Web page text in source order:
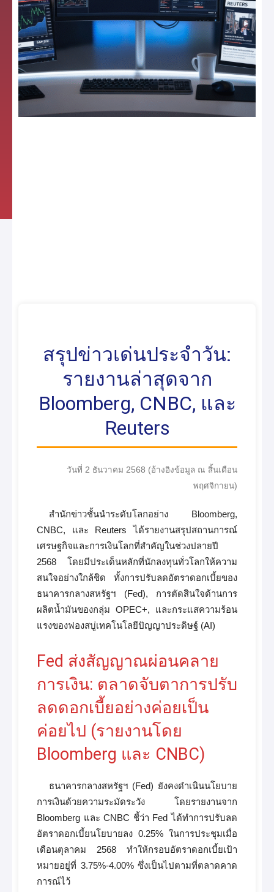
สรุปข่าวเด่นประจำวัน:
รายงานล่าสุดจาก
Bloomberg, CNBC, และ
Reuters
วันที่ 2 ธันวาคม 2568 (อ้างอิงข้อมูล ณ สิ้นเดือน
พฤศจิกายน)
สำนักข่าวชั้นนำระดับโลกอย่าง Bloomberg,
CNBC, และ Reuters ได้รายงานสรุปสถานการณ์
เศรษฐกิจและการเงินโลกที่สำคัญในช่วงปลายปี
2568 โดยมีประเด็นหลักที่นักลงทุนทั่วโลกให้ความ
สนใจอย่างใกล้ชิด ทั้งการปรับลดอัตราดอกเบี้ยของ
ธนาคารกลางสหรัฐฯ (Fed), การตัดสินใจด้านการ
ผลิตน้ำมันของกลุ่ม OPEC+, และกระแสความร้อน
แรงของฟองสบู่เทคโนโลยีปัญญาประดิษฐ์ (AI)
Fed ส่งสัญญาณผ่อนคลาย
การเงิน: ตลาดจับตาการปรับ
ลดดอกเบี้ยอย่างค่อยเป็น
ค่อยไป (รายงานโดย
Bloomberg และ CNBC)
ธนาคารกลางสหรัฐฯ (Fed) ยังคงดำเนินนโยบาย
การเงินด้วยความระมัดระวัง โดยรายงานจาก
Bloomberg และ CNBC ชี้ว่า Fed ได้ทำการปรับลด
อัตราดอกเบี้ยนโยบายลง 0.25% ในการประชุมเมื่อ
เดือนตุลาคม 2568 ทำให้กรอบอัตราดอกเบี้ยเป้า
หมายอยู่ที่ 3.75%-4.00% ซึ่งเป็นไปตามที่ตลาดคาด
การณ์ไว้